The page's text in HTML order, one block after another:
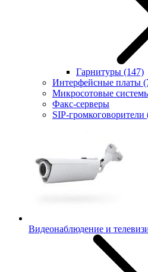
Гарнитуры (147)
Интерфейсные платы
Микросотовые
Факс-серверы
SIP-громкоговорители
Видеонаблюдение и